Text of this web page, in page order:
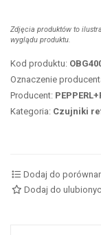
Zdjęcia produktów to
wyglądu produktu.
Kod produktu:
Oznaczenie
Producent:
Kategoria: Czujniki
Dodaj do
Dodaj do